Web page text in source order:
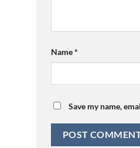
Name*
Save my name,